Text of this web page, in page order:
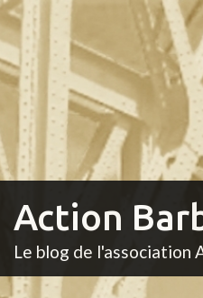
Action
Le blog de l'association